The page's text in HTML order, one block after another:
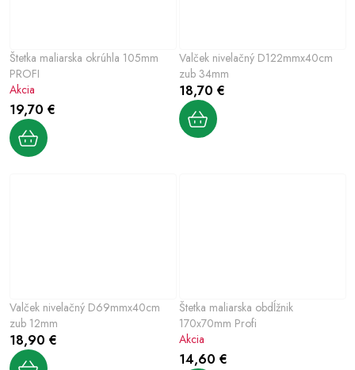
Štetka maliarska okrúhla 105mm
PROFI
19,70 €
Akcia
Valček nivelačný D122mmx40cm
zub 34mm
18,70 €
Valček nivelačný D69mmx40cm
zub 12mm
18,90 €
Štetka maliarska obdĺžnik
170x70mm Profi
14,60 €
Akcia